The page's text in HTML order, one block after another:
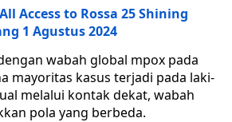
Access to Rossa 25 Shining
1 Agustus 2024
wabah global mpox pada
mayoritas kasus terjadi pada laki-
melalui kontak dekat, wabah
pola yang berbeda.